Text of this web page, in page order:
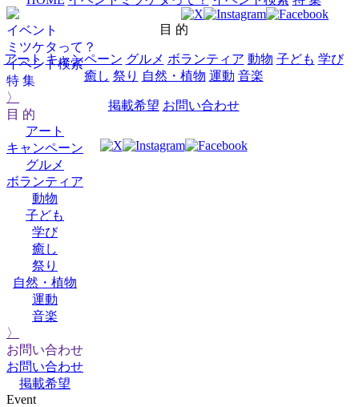
イベント
ミツケタって？
イベント検索
特 集
〉
目 的
アート
キャンペーン
グルメ
ボランティア
動物
子ども
学び
癒し
祭り
自然・植物
運動
音楽
〉
お問い合わせ
お問い合わせ
掲載希望
目 的
アート キャンペーン グルメ ボランティア 動物 子ども 学び
癒し 祭り 自然・植物 運動 音楽
掲載希望 お問い合わせ
Event